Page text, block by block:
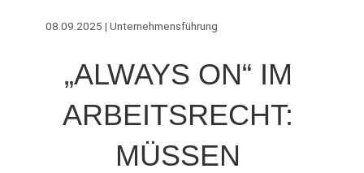
08.09.2025 | Unternehmensführung
„ALWAYS ON“ IM
ARBEITSRECHT:
MÜSSEN